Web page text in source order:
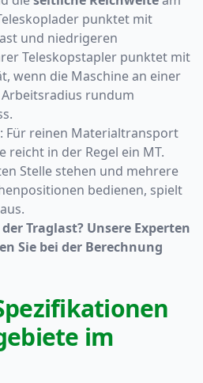
punktet mit
und niedrigeren
Teleskopstapler punktet mit
wenn die Maschine an einer
rundum
Für reinen Materialtransport
reicht in der Regel ein MT.
Stelle stehen und mehrere
bedienen, spielt
Traglast? Unsere Experten
Sie bei der Berechnung
im